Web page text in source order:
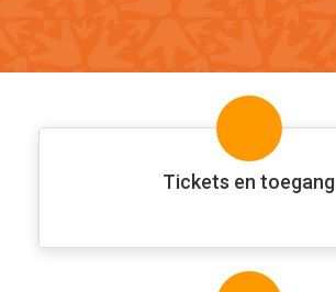
Tickets en toegang